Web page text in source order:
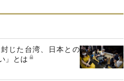
じた台湾、日本との
」とは